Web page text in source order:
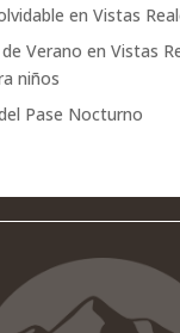
en Vistas
Verano en Vistas
niños
Pase Nocturno